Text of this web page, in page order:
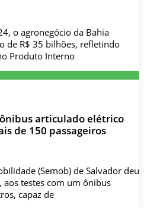
o agronegócio da Bahia
de R$ 35 bilhões, refletindo
Produto Interno
articulado elétrico
de 150 passageiros
(Semob) de Salvador deu
aos testes com um ônibus
capaz de